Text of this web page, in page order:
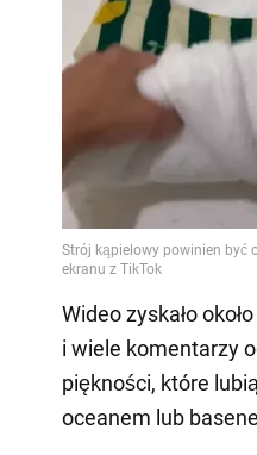
Wideo zyskało
i wiele komentarzy
piękności, które
oceanem lub